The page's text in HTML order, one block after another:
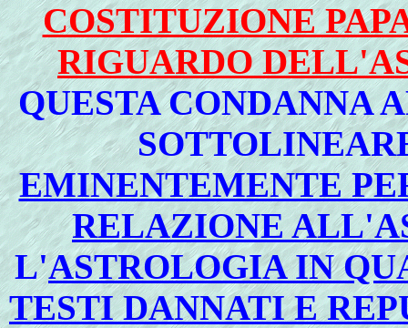
COSTITUZIONE
RIGUARDO
QUESTA CONDANNA
EMINENTEMENTE
RELAZIONE
L'ASTROLOGIA IN
TESTI DANNATI E